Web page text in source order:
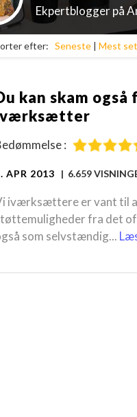
Ekpertblogger på
efter: Seneste | Mest
kan skam
:
APR 2013 | 6.659
iværksættere er vant til
fra det
som selvstændig...